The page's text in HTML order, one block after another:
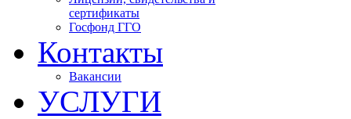
сертификаты
Госфонд ГГО
Контакты
Вакансии
УСЛУГИ